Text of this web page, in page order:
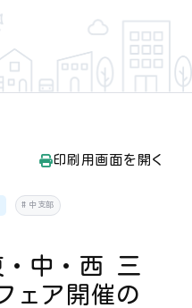
印刷用画面を開く
中支部
・中・西 三
ェア開催の